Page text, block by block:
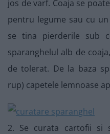
jos de varf. Coaja se
pentru legume sau cu
se tina pierderile sub
sparanghelul alb de
de tolerat. De la baza
rup) capetele lemnoase
2. Se curata cartofii si